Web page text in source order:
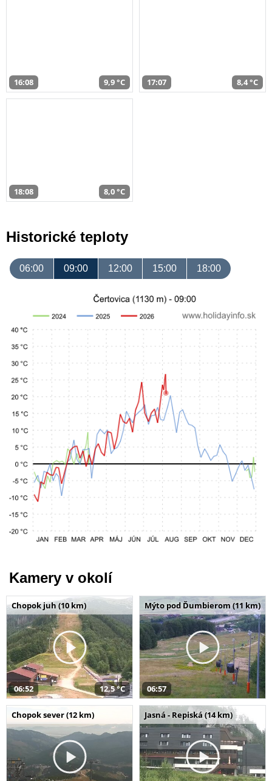
16:08 9,9 °C 17:07 8,4 °C
18:08 8,0 °C
Historické teploty
06:00 09:00 12:00 15:00 18:00
Kamery v okolí
Chopok juh (10 km)
06:52 12,5 °C
Mýto pod Ďumbierom (11 km)
06:57
Chopok sever (12 km) Jasná - Repiská (14 km)